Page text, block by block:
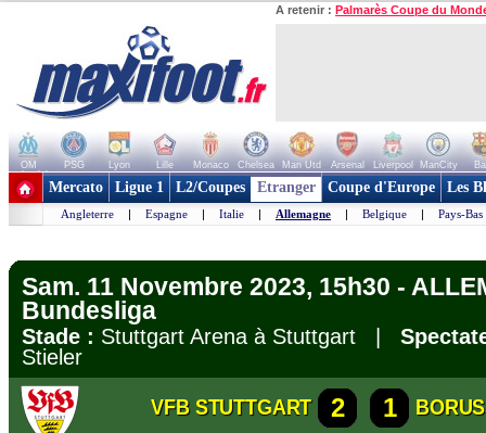
A retenir : Palmarès Coupe du
OM PSG Lyon Lille Monaco Chelsea Man Utd Arsenal Liverpool ManCity
+ de clubs
Mercato Ligue 1 L2/Coupes Etranger Coupe d'Europe Les
Angleterre | Espagne | Italie | Allemagne | Belgique | Pays-Bas
Sam. 11 Novembre 2023, 15h30 -
Bundesliga
Stade : Stuttgart Arena à Stuttgart |
Stieler
VFB STUTTGART 2 1